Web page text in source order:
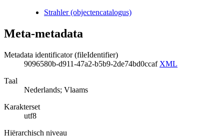
Strahler (objectencatalogus)
Meta-metadata
Metadata identificator (fileIdentifier)
9096580b-d911-47a2-b5b9-2de74bd0ccaf XML
Taal
Nederlands; Vlaams
Karakterset
utf8
Hiërarchisch niveau